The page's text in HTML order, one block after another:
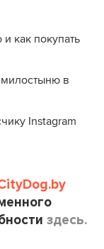
как покупать
в
Instagram
здесь.